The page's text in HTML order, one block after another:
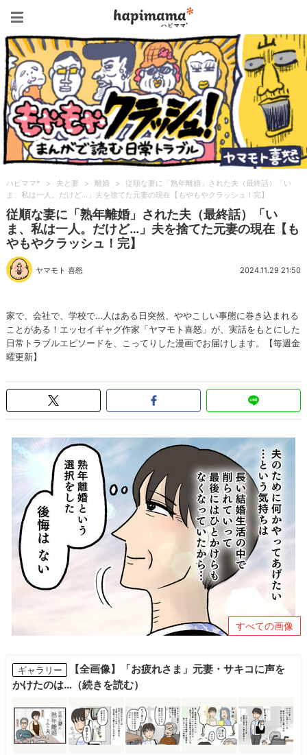
ハピママ* > 夫と妻 > 離婚 >
従順な妻に「熟年離婚」された夫（最終話）「い
ま、私は一人。だけど…」夫を捨てた元妻の現在【もやもやクラッシュ！完】
従順な妻に「熟年離婚」された夫（最終話）「い
ま、私は一人。だけど…」夫を捨てた元妻の現在【も
やもやクラッシュ！完】
ヤマモト 喜怒 2024.11.29 21:50
家で、会社で、学校で…人はある日突然、ややこしい事態に巻き込まれる
ことがある！エッセイギャグ作家「ヤマモト喜怒」が、実話をもとにした
日常トラブルエピソードを、こってりした漫画でお届けします。【毎週金
曜更新】
すべての画像
ギャラリー
【全画像】「お疲れさま」元妻・サキコに声を
かけたのは…（続きを読む）